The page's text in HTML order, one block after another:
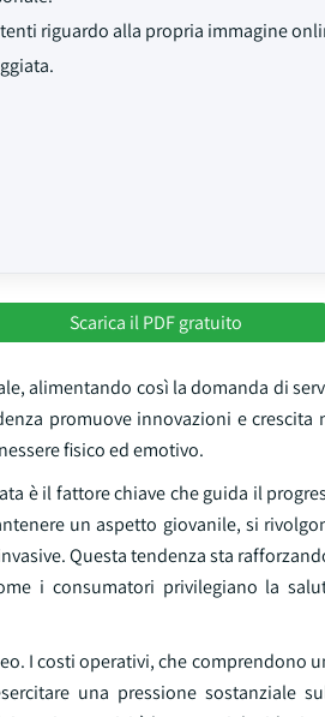
riguardo alla propria immagine
Scarica il PDF gratuito
alimentando così la domanda di
promuove innovazioni e crescita
fisico ed emotivo.
è il fattore chiave che guida il
un aspetto giovanile, si
Questa tendenza sta
i consumatori privilegiano la
I costi operativi, che comprendono
una pressione sostanziale